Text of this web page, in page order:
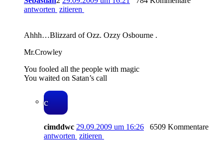
antworten zitieren
Ahhh…Blizzard of Ozz. Ozzy Osbourne .
Mr.Crowley
You fooled all the people with magic
You waited on Satan’s call
c
cimddwc 29.09.2009 um 16:26
6509 Kommentare
antworten zitieren